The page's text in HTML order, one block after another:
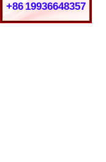
+86 19936648357